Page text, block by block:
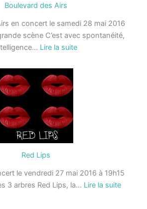
Boulevard des Airs
en concert le samedi 28 mai 2016
scène C’est avec spontanéité,
Lire la suite:
Red Lips
le vendredi 27 mai 2016 à 19h15
3 arbres Red Lips, la… Lire la suite: